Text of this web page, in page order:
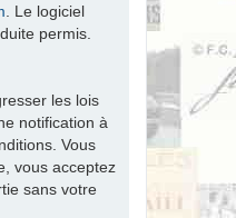
. Le logiciel
permis.
les lois
notification à
Vous
vous acceptez
sans votre